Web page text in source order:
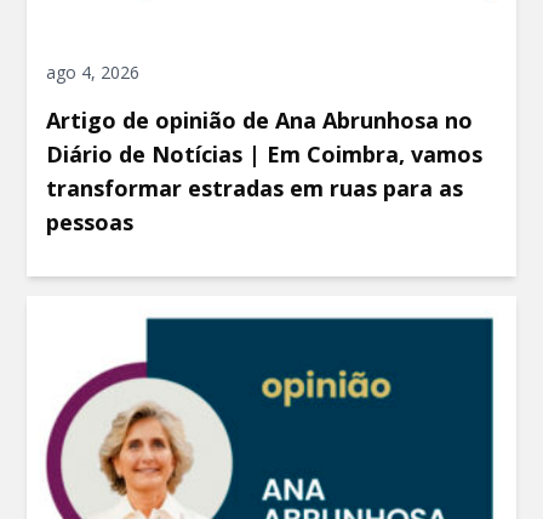
ago 4, 2026
Artigo de opinião de Ana Abrunhosa no
Diário de Notícias | Em Coimbra, vamos
transformar estradas em ruas para as
pessoas